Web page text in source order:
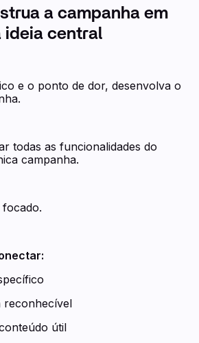
a campanha em
ideia central
e o ponto de dor, desenvolva o
todas as funcionalidades do
campanha.
útil